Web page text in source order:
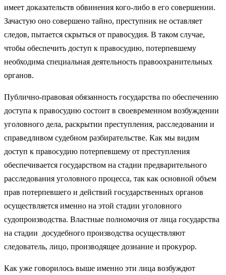
имеет доказательств обвинения кого-либо в его совершении.
Зачастую оно совершено тайно, преступник не оставляет
следов, пытается скрыться от правосудия. В таком случае,
чтобы обеспечить доступ к правосудию, потерпевшему
необходима специальная деятельность правоохранительных
органов.
Публично-правовая обязанность государства по обеспечению
доступа к правосудию состоит в своевременном возбуждении
уголовного дела, раскрытии преступления, расследовании и
справедливом судебном разбирательстве. Как мы видим
доступ к правосудию потерпевшему от преступления
обеспечивается государством на стадии предварительного
расследования уголовного процесса, так как основной объем
прав потерпевшего и действий государственных органов
осуществляется именно на этой стадии уголовного
судопроизводства. Властные полномочия от лица государства
на стадии досудебного производства осуществляют
следователь, лицо, производящее дознание и прокурор.
Как уже говорилось выше именно эти лица возбуждют